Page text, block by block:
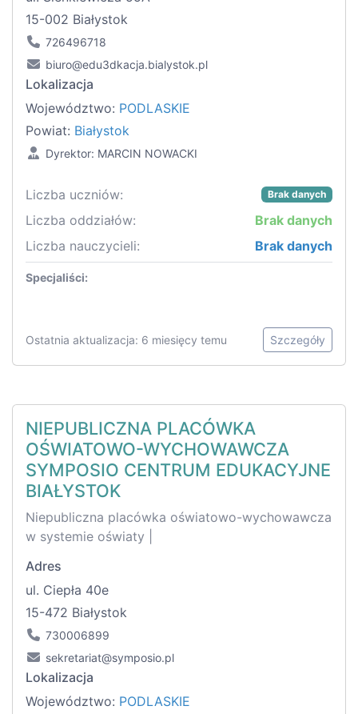
15-002 Białystok
726496718
biuro@edu3dkacja.bialystok.pl
Lokalizacja
Województwo: PODLASKIE
Powiat: Białystok
Dyrektor: MARCIN NOWACKI
Liczba uczniów: Brak danych
Liczba oddziałów:
Brak danych
Liczba nauczycieli:
Brak danych
Specjaliści:
Ostatnia aktualizacja: 6 miesięcy temu Szczegóły
NIEPUBLICZNA PLACÓWKA
OŚWIATOWO-WYCHOWAWCZA
SYMPOSIO CENTRUM EDUKACYJNE
BIAŁYSTOK
Niepubliczna placówka oświatowo-wychowawcza
w systemie oświaty |
Adres
ul. Ciepła 40e
15-472 Białystok
730006899
sekretariat@symposio.pl
Lokalizacja
Województwo: PODLASKIE